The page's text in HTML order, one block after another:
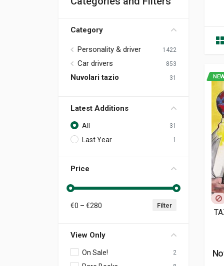
Category
Personality & driver 1422
Car drivers 853
Nuvolari tazio 31
Latest Additions
All 31
Last Year 1
Price
€0 – €280 Filter
View Only
On Sale! 2